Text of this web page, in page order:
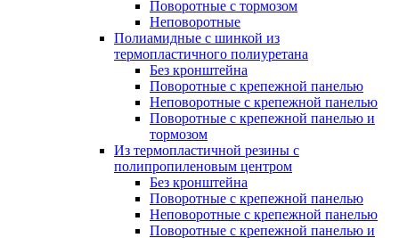
Поворотные с тормозом
Неповоротные
Полиамидные с шинкой из
термопластичного полиуретана
Без кронштейна
Поворотные с крепежной панелью
Неповоротные с крепежной панелью
Поворотные с крепежной панелью и
тормозом
Из термопластичной резины с
полипропиленовым центром
Без кронштейна
Поворотные с крепежной панелью
Неповоротные с крепежной панелью
Поворотные с крепежной панелью и